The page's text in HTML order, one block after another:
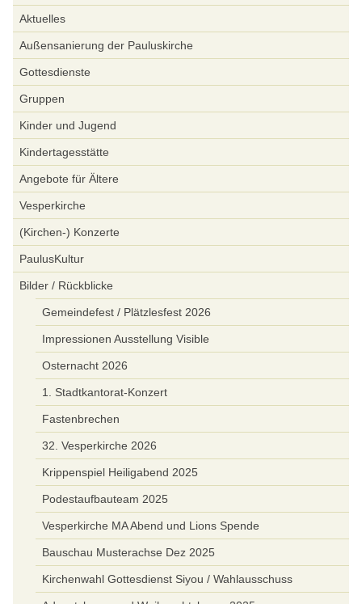
Aktuelles
Außensanierung der Pauluskirche
Gottesdienste
Gruppen
Kinder und Jugend
Kindertagesstätte
Angebote für Ältere
Vesperkirche
(Kirchen-) Konzerte
PaulusKultur
Bilder / Rückblicke
Gemeindefest / Plätzlesfest 2026
Impressionen Ausstellung Visible
Osternacht 2026
1. Stadtkantorat-Konzert
Fastenbrechen
32. Vesperkirche 2026
Krippenspiel Heiligabend 2025
Podestaufbauteam 2025
Vesperkirche MA Abend und Lions Spende
Bauschau Musterachse Dez 2025
Kirchenwahl Gottesdienst Siyou / Wahlausschuss